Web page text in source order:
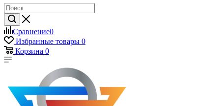
Сравнение0
Избранные товары 0
Корзина 0